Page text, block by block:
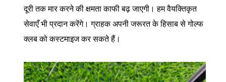
दूरी तक मार करने की क्षमता काफी बढ़ जाएगी। हम वैयक्तिकृत
सेवाएँ भी प्रदान करेंगे। ग्राहक अपनी जरूरत के हिसाब से गोल्फ
क्लब को कस्टमाइज कर सकते हैं।